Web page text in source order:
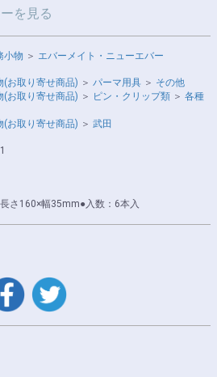
を見る
小物 ＞ エバーメイト・ニューエバー
(お取り寄せ商品) ＞ パーマ用具 ＞ その他
(お取り寄せ商品) ＞ ピン・クリップ類 ＞ 各種
(お取り寄せ商品) ＞ 武田
さ160×幅35mm●入数：6本入
facebook